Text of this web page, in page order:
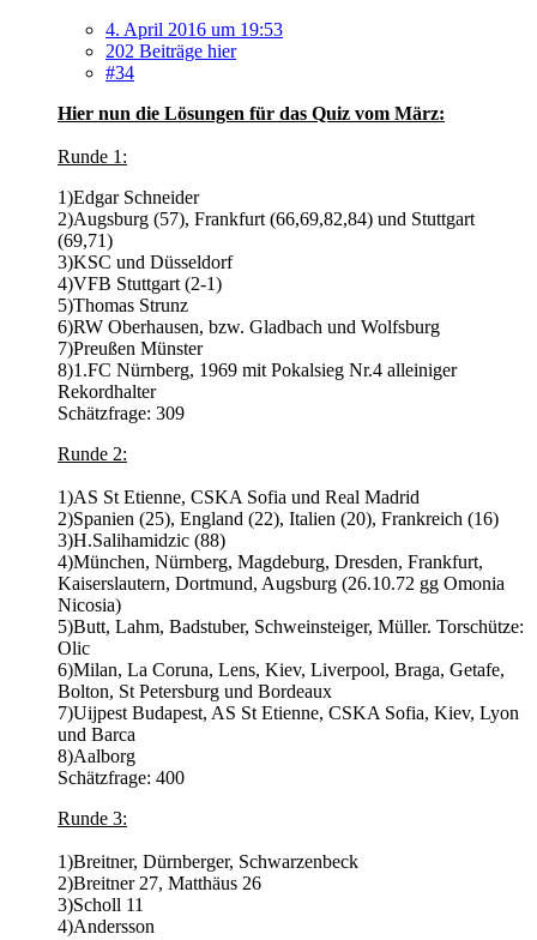
4. April 2016 um 19:53
202 Beiträge hier
#34
Hier nun die Lösungen für das Quiz vom März:
Runde 1:
1)Edgar Schneider
2)Augsburg (57), Frankfurt (66,69,82,84) und Stuttgart
(69,71)
3)KSC und Düsseldorf
4)VFB Stuttgart (2-1)
5)Thomas Strunz
6)RW Oberhausen, bzw. Gladbach und Wolfsburg
7)Preußen Münster
8)1.FC Nürnberg, 1969 mit Pokalsieg Nr.4 alleiniger
Rekordhalter
Schätzfrage: 309
Runde 2:
1)AS St Etienne, CSKA Sofia und Real Madrid
2)Spanien (25), England (22), Italien (20), Frankreich (16)
3)H.Salihamidzic (88)
4)München, Nürnberg, Magdeburg, Dresden, Frankfurt,
Kaiserslautern, Dortmund, Augsburg (26.10.72 gg Omonia
Nicosia)
5)Butt, Lahm, Badstuber, Schweinsteiger, Müller. Torschütze:
Olic
6)Milan, La Coruna, Lens, Kiev, Liverpool, Braga, Getafe,
Bolton, St Petersburg und Bordeaux
7)Uijpest Budapest, AS St Etienne, CSKA Sofia, Kiev, Lyon
und Barca
8)Aalborg
Schätzfrage: 400
Runde 3:
1)Breitner, Dürnberger, Schwarzenbeck
2)Breitner 27, Matthäus 26
3)Scholl 11
4)Andersson